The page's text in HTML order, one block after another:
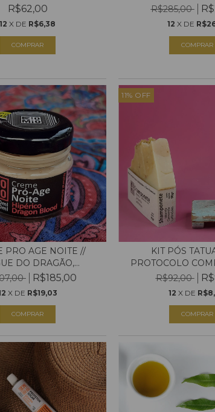
R$62,00
12 X DE R$6,38
COMPRAR
R$285,00
12 X DE
PRO AGE NOITE //
DO DRAGÃO,...
R$185,00
X DE R$19,03
COMPRAR
11% OFF
KIT PÓS
PROTOCOLO
R$92,00
12 X DE